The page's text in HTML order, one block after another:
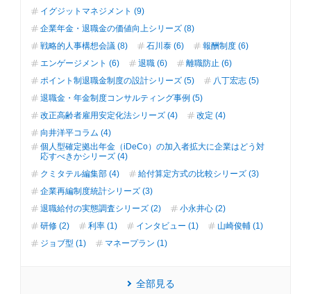
イグジットマネジメント (9)
企業年金・退職金の価値向上シリーズ (8)
戦略的人事構想会議 (8)
石川泰 (6)
報酬制度 (6)
エンゲージメント (6)
退職 (6)
離職防止 (6)
ポイント制退職金制度の設計シリーズ (5)
八丁宏志 (5)
退職金・年金制度コンサルティング事例 (5)
改正高齢者雇用安定化法シリーズ (4)
改定 (4)
向井洋平コラム (4)
個人型確定拠出年金（iDeCo）の加入者拡大に企業はどう対
応すべきかシリーズ (4)
クミタテル編集部 (4)
給付算定方式の比較シリーズ (3)
企業再編制度統計シリーズ (3)
退職給付の実態調査シリーズ (2)
小永井心 (2)
研修 (2)
利率 (1) インタビュー (1)
山崎俊輔 (1)
ジョブ型 (1)
マネープラン (1)
全部見る